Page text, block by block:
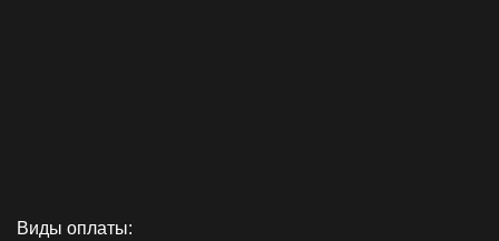
Виды оплаты: